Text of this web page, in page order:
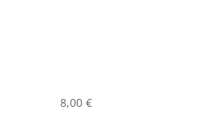
8,00€